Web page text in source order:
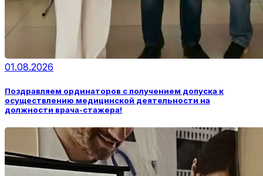
01.08.2026
Поздравляем ординаторов с получением допуска к
осуществлению медицинской деятельности на
должности врача-стажера!